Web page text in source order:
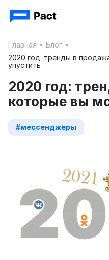
Главная • Блог •
2020 год: тренды в
упустить
2020 год:
которые вы
#мессенджеры